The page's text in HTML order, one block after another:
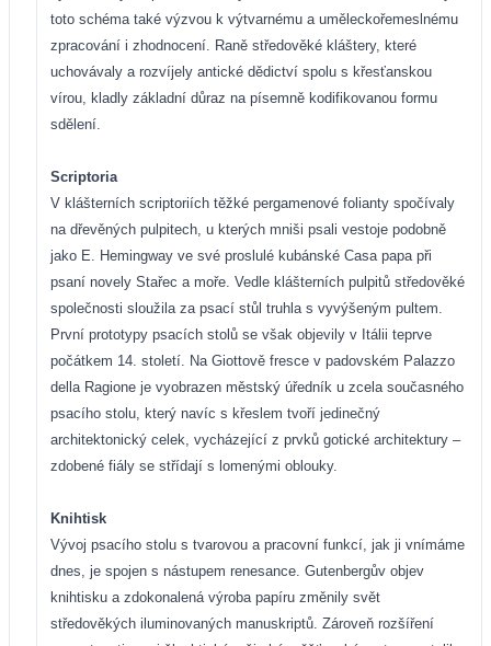
toto schéma také výzvou k výtvarnému a uměleckořemeslnému
zpracování i zhodnocení. Raně středověké kláštery, které
uchovávaly a rozvíjely antické dědictví spolu s křesťanskou
vírou, kladly základní důraz na písemně kodifikovanou formu
sdělení.
Scriptoria
V klášterních scriptoriích těžké pergamenové folianty spočívaly
na dřevěných pulpitech, u kterých mniši psali vestoje podobně
jako E. Hemingway ve své proslulé kubánské Casa papa při
psaní novely Stařec a moře. Vedle klášterních pulpitů středověké
společnosti sloužila za psací stůl truhla s vyvýšeným pultem.
První prototypy psacích stolů se však objevily v Itálii teprve
počátkem 14. století. Na Giottově fresce v padovském Palazzo
della Ragione je vyobrazen městský úředník u zcela současného
psacího stolu, který navíc s křeslem tvoří jedinečný
architektonický celek, vycházející z prvků gotické architektury –
zdobené fiály se střídají s lomenými oblouky.
Knihtisk
Vývoj psacího stolu s tvarovou a pracovní funkcí, jak ji vnímáme
dnes, je spojen s nástupem renesance. Gutenbergův objev
knihtisku a zdokonalená výroba papíru změnily svět
středověkých iluminovaných manuskriptů. Zároveň rozšíření